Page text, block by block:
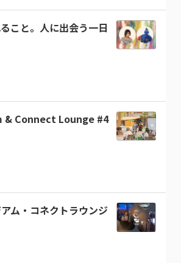
こと。人に出会う一日
& Connect Lounge #4
ム・コネクトラウンジ